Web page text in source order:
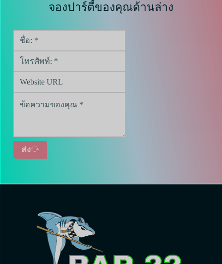
จองปาร์ตี้ของคุณด้านล่าง
ส่ง